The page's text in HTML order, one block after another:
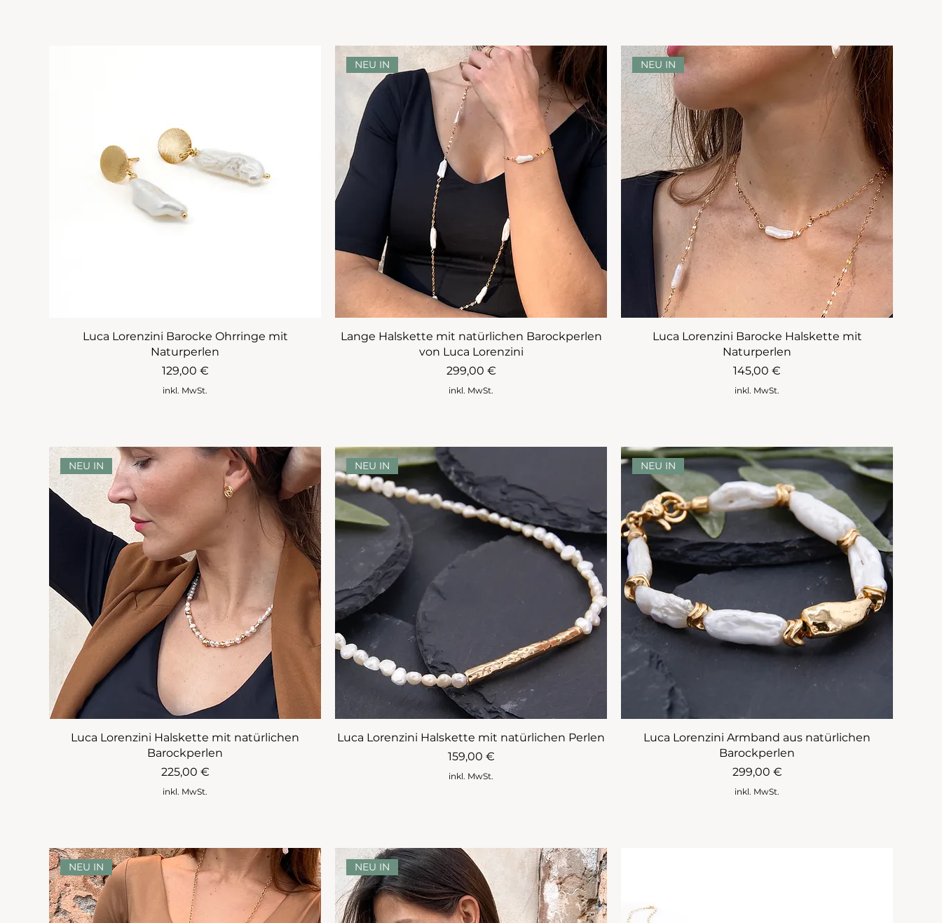
Luca Lorenzini Barocke Ohrringe mit
Naturperlen
Preis
129,00 €
inkl. MwSt.
NEU IN
Lange Halskette mit natürlichen Barockperlen
von Luca Lorenzini
Preis
299,00 €
inkl. MwSt.
NEU IN
Luca Lorenzini Barocke Halskette mit
Naturperlen
Preis
145,00 €
inkl. MwSt.
NEU IN
Luca Lorenzini Halskette mit natürlichen
Barockperlen
Preis
225,00 €
inkl. MwSt.
NEU IN
Luca Lorenzini Halskette mit natürlichen Perlen
Preis
159,00 €
inkl. MwSt.
NEU IN
Luca Lorenzini Armband aus natürlichen
Barockperlen
Preis
299,00 €
inkl. MwSt.
NEU IN NEU IN